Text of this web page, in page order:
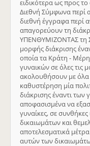
ειδικότερα ως προς
Διεθνή Σύμφωνα περί
διεθνή έγγραφα περί
απαγορεύουν τη
ΥΠΕΝΘΥΜΙΖΟΝΤΑΣ τη
μορφής διάκρισης
οποία τα Κράτη - Μέρη
γυναικών σε όλες τις
ακολουθήσουν με όλα
καθυστέρηση μία
διάκρισης έναντι των
αποφασισμένα να
γυναίκες, σε
δικαιωμάτων και
αποτελεσματικά
αυτών των